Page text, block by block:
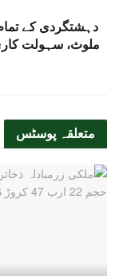
دہشتگردی کے
ملوث، سہولت
متعلقہ پوسٹس